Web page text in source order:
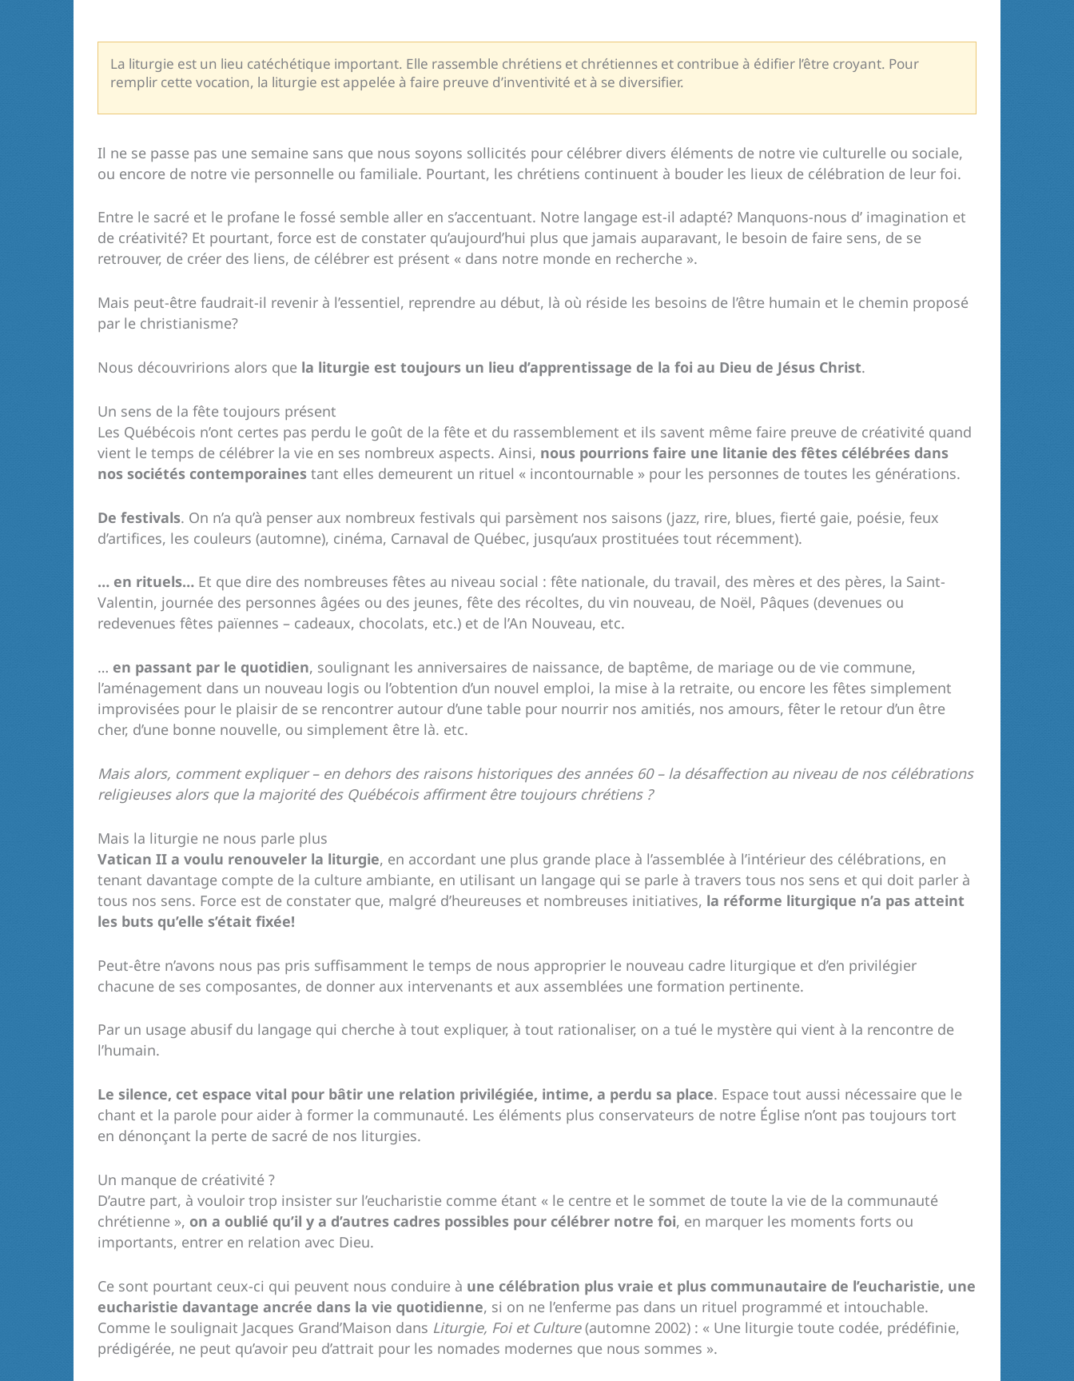
La liturgie est un lieu catéchétique important. Elle rassemble chrétiens et chrétiennes et contribue à édifier l’être croyant. Pour
remplir cette vocation, la liturgie est appelée à faire preuve d’inventivité et à se diversifier.
Il ne se passe pas une semaine sans que nous soyons sollicités pour célébrer divers éléments de notre vie culturelle ou sociale,
ou encore de notre vie personnelle ou familiale. Pourtant, les chrétiens continuent à bouder les lieux de célébration de leur foi.
Entre le sacré et le profane le fossé semble aller en s’accentuant. Notre langage est-il adapté? Manquons-nous d’ imagination et
de créativité? Et pourtant, force est de constater qu’aujourd’hui plus que jamais auparavant, le besoin de faire sens, de se
retrouver, de créer des liens, de célébrer est présent « dans notre monde en recherche ».
Mais peut-être faudrait-il revenir à l’essentiel, reprendre au début, là où réside les besoins de l’être humain et le chemin proposé
par le christianisme?
Nous découvririons alors que la liturgie est toujours un lieu d’apprentissage de la foi au Dieu de Jésus Christ.
Un sens de la fête toujours présent
Les Québécois n’ont certes pas perdu le goût de la fête et du rassemblement et ils savent même faire preuve de créativité quand
vient le temps de célébrer la vie en ses nombreux aspects. Ainsi, nous pourrions faire une litanie des fêtes célébrées dans
nos sociétés contemporaines tant elles demeurent un rituel « incontournable » pour les personnes de toutes les générations.
De festivals. On n’a qu’à penser aux nombreux festivals qui parsèment nos saisons (jazz, rire, blues, fierté gaie, poésie, feux
d’artifices, les couleurs (automne), cinéma, Carnaval de Québec, jusqu’aux prostituées tout récemment).
… en rituels… Et que dire des nombreuses fêtes au niveau social : fête nationale, du travail, des mères et des pères, la Saint-
Valentin, journée des personnes âgées ou des jeunes, fête des récoltes, du vin nouveau, de Noël, Pâques (devenues ou
redevenues fêtes païennes – cadeaux, chocolats, etc.) et de l’An Nouveau, etc.
… en passant par le quotidien, soulignant les anniversaires de naissance, de baptême, de mariage ou de vie commune,
l’aménagement dans un nouveau logis ou l’obtention d’un nouvel emploi, la mise à la retraite, ou encore les fêtes simplement
improvisées pour le plaisir de se rencontrer autour d’une table pour nourrir nos amitiés, nos amours, fêter le retour d’un être
cher, d’une bonne nouvelle, ou simplement être là. etc.
Mais alors, comment expliquer – en dehors des raisons historiques des années 60 – la désaffection au niveau de nos célébrations
religieuses alors que la majorité des Québécois affirment être toujours chrétiens ?
Mais la liturgie ne nous parle plus
Vatican II a voulu renouveler la liturgie, en accordant une plus grande place à l’assemblée à l’intérieur des célébrations, en
tenant davantage compte de la culture ambiante, en utilisant un langage qui se parle à travers tous nos sens et qui doit parler à
tous nos sens. Force est de constater que, malgré d’heureuses et nombreuses initiatives, la réforme liturgique n’a pas atteint
les buts qu’elle s’était fixée!
Peut-être n’avons nous pas pris suffisamment le temps de nous approprier le nouveau cadre liturgique et d’en privilégier
chacune de ses composantes, de donner aux intervenants et aux assemblées une formation pertinente.
Par un usage abusif du langage qui cherche à tout expliquer, à tout rationaliser, on a tué le mystère qui vient à la rencontre de
l’humain.
Le silence, cet espace vital pour bâtir une relation privilégiée, intime, a perdu sa place. Espace tout aussi nécessaire que le
chant et la parole pour aider à former la communauté. Les éléments plus conservateurs de notre Église n’ont pas toujours tort
en dénonçant la perte de sacré de nos liturgies.
Un manque de créativité ?
D’autre part, à vouloir trop insister sur l’eucharistie comme étant « le centre et le sommet de toute la vie de la communauté
chrétienne », on a oublié qu’il y a d’autres cadres possibles pour célébrer notre foi, en marquer les moments forts ou
importants, entrer en relation avec Dieu.
Ce sont pourtant ceux-ci qui peuvent nous conduire à une célébration plus vraie et plus communautaire de l’eucharistie, une
eucharistie davantage ancrée dans la vie quotidienne, si on ne l’enferme pas dans un rituel programmé et intouchable.
Comme le soulignait Jacques Grand’Maison dans Liturgie, Foi et Culture(automne 2002) : « Une liturgie toute codée, prédéfinie,
prédigérée, ne peut qu’avoir peu d’attrait pour les nomades modernes que nous sommes ».